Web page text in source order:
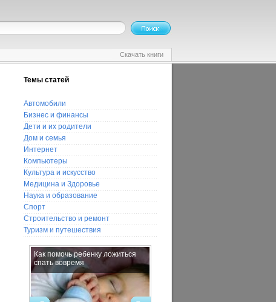
Скачать книги
Темы статей
Автомобили
Бизнес и финансы
Дети и их родители
Дом и семья
Интернет
Компьютеры
Культура и искусство
Медицина и Здоровье
Наука и образование
Спорт
Строительство и ремонт
Туризм и путешествия
Как помочь ребенку ложиться
спать вовремя